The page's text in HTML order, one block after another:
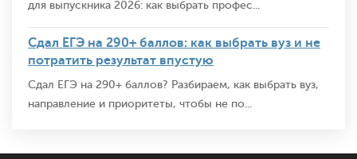
для выпускника 2026: как выбрать профес...
Сдал ЕГЭ на 290+ баллов: как выбрать вуз и не
потратить результат впустую
Сдал ЕГЭ на 290+ баллов? Разбираем, как выбрать вуз,
направление и приоритеты, чтобы не по...